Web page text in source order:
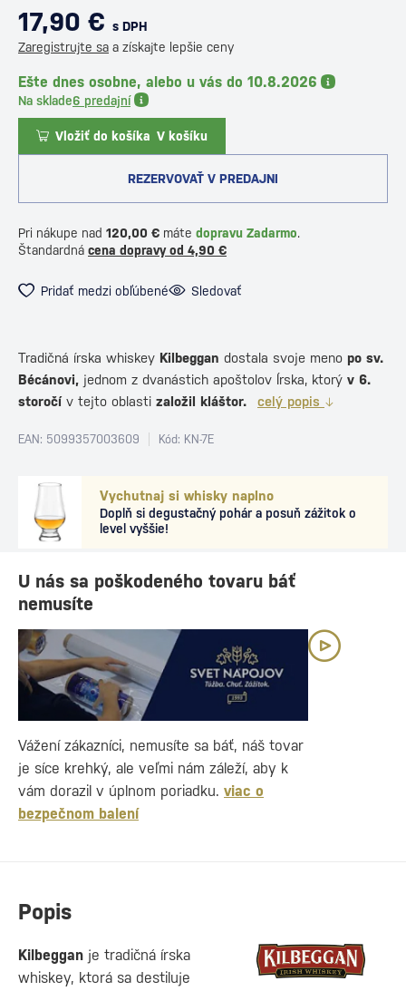
17,90 € s DPH
Zaregistrujte sa a získajte lepšie ceny
Ešte dnes osobne, alebo u vás do 10.8.2026
Na sklade6 predajní
Vložiť do košíka V košíku
REZERVOVAŤ V PREDAJNI
Pri nákupe nad 120,00 € máte dopravu Zadarmo.
Štandardná cena dopravy od 4,90 €
Pridať medzi obľúbené Sledovať
Vychutnaj si whisky naplno
Doplň si degustačný pohár a posuň zážitok o
level vyššie!
Tradičná írska whiskey Kilbeggan dostala svoje meno po sv.
Bécánovi, jednom z dvanástich apoštolov Írska, ktorý v 6.
storočív tejto oblasti založil kláštor. celý popis
EAN: 5099357003609 Kód: KN-7E
Popis
Kilbeggan je tradičná írska
whiskey, ktorá sa destiluje
U nás sa poškodeného tovaru báť
nemusíte
Vážení zákazníci, nemusíte sa báť, náš tovar
je síce krehký, ale veľmi nám záleží, aby k
vám dorazil v úplnom poriadku. viac o
bezpečnom balení